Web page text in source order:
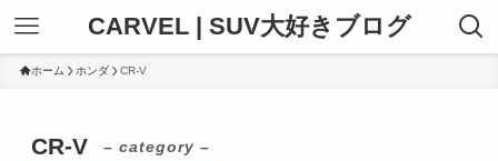
CARVEL | SUV大好きブログ
ホーム ホンダ CR-V
CR-V – category –